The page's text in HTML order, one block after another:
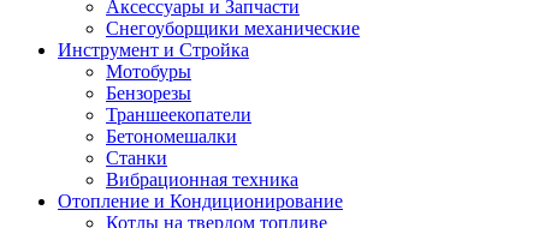
Аксессуары и Запчасти
Снегоуборщики механические
Инструмент и Стройка
Мотобуры
Бензорезы
Траншеекопатели
Бетономешалки
Станки
Вибрационная техника
Отопление и Кондиционирование
Котлы на твердом топливе